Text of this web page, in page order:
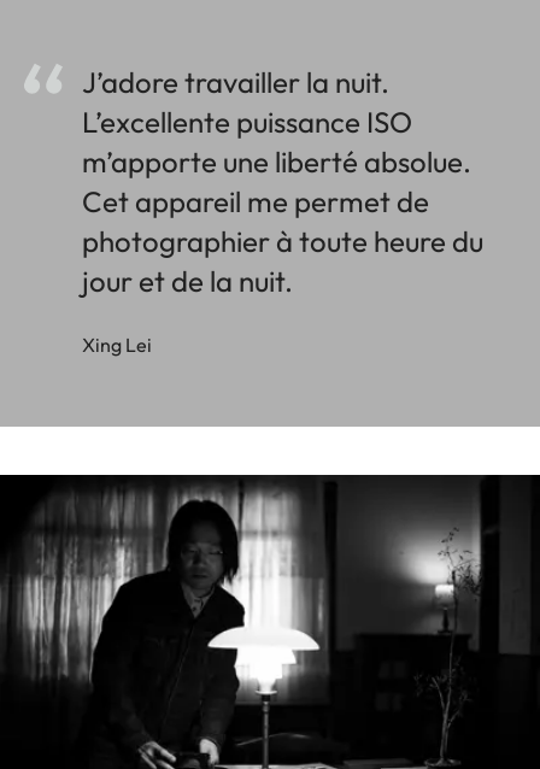
J’adore travailler la nuit.
L’excellente puissance ISO
m’apporte une liberté absolue.
Cet appareil me permet de
photographier à toute heure du
jour et de la nuit.
Xing Lei